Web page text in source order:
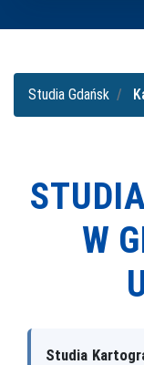
Studia Gdańsk
W
Studia